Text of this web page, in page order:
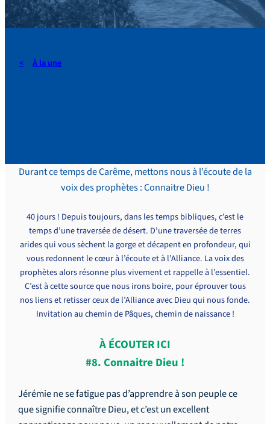
À la une
Durant ce temps de Carême, mettons nous à l’écoute de la
voix des prophètes : Connaitre Dieu !
40 jours ! Depuis toujours, dans les temps bibliques, c’est le
temps d’une traversée de désert. D’une traversée de terres
arides qui vous sèchent la gorge et décapent en profondeur, qui
vous redonnent le cœur à l’écoute et à l’Alliance. La voix des
prophètes alors résonne plus vivement et rappelle à l’essentiel.
C’est à cette source que nous irons boire, pour éprouver tous
nos liens et retisser ceux de l’Alliance avec Dieu qui nous fonde.
Invitation au chemin de Pâques, chemin de naissance !
À ÉCOUTER ICI
#8.Connaitre Dieu !
Jérémie ne se fatigue pas d’apprendre à son peuple ce
que signifie connaître Dieu, et c’est un excellent